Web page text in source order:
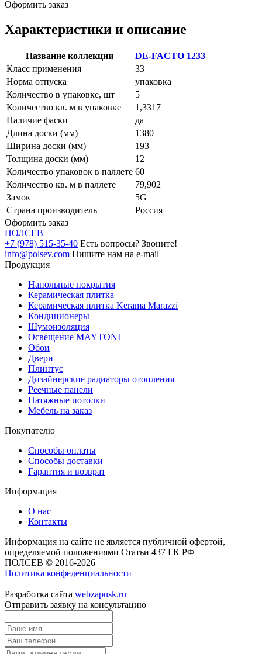
Оформить заказ
Характеристики и описание
Название коллекции
DE-FACTO 1233
Класс применения
33
Норма отпуска
упаковка
Количество в упаковке, шт
5
Количество кв. м в упаковке
1,3317
Наличие фаски
да
Длина доски (мм)
1380
Ширина доски (мм)
193
Толщина доски (мм)
12
Количество упаковок в паллете 60
Количество кв. м в паллете
79,902
Замок
5G
Страна производитель
Россия
Оформить заказ
ПОЛСЕВ
+7 (978) 515-35-40 Есть вопросы? Звоните!
info@polsev.com Пишите нам на e-mail
Продукция
Напольные покрытия
Керамическая плитка
Керамическая плитка Kerama Marazzi
Кондиционеры
Шумоизоляция
Освещение MAYTONI
Обои
Двери
Плинтус
Дизайнерские радиаторы отопления
Реечные панели
Натяжные потолки
Мебель на заказ
Покупателю
Способы оплаты
Способы доставки
Гарантия и возврат
Информация
О нас
Контакты
Информация на сайте не является публичной офертой,
определяемой положениями Статьи 437 ГК РФ
ПОЛСЕВ © 2016-2026
Политика конфеденциальности
Разработка сайта webzapusk.ru
Отправить заявку на консультацию